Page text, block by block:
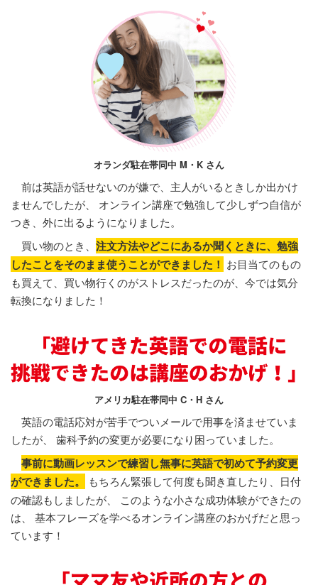
オランダ駐在帯同中 M・K さん
前は英語が話せないのが嫌で、主人がいるときしか出かけ
ませんでしたが、 オンライン講座で勉強して少しずつ自信が
つき、外に出るようになりました。
買い物のとき、 注文方法やどこにあるか聞くときに、勉強
したことをそのまま使うことができました！ お目当てのもの
も買えて、買い物行くのがストレスだったのが、今では気分
転換になりました！
アメリカ駐在帯同中 C・H さん
英語の電話応対が苦手でついメールで用事を済ませていま
したが、 歯科予約の変更が必要になり困っていました。
事前に動画レッスンで練習し無事に英語で初めて予約変更
ができました。
もちろん緊張して何度も聞き直したり、日付
の確認もしましたが、 このような小さな成功体験ができたの
は、 基本フレーズを学べるオンライン講座のおかげだと思っ
ています！